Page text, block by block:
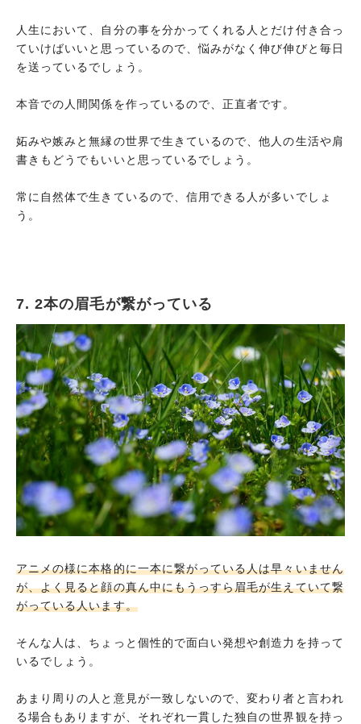
人生において、自分の事を分かってくれる人とだけ付き合っ
ていけばいいと思っているので、悩みがなく伸び伸びと毎日
を送っているでしょう。
本音での人間関係を作っているので、正直者です。
妬みや嫉みと無縁の世界で生きているので、他人の生活や肩
書きもどうでもいいと思っているでしょう。
常に自然体で生きているので、信用できる人が多いでしょ
う。
7. 2本の眉毛が繋がっている
アニメの様に本格的に一本に繋がっている人は早々いません
が、よく見ると顔の真ん中にもうっすら眉毛が生えていて繋
がっている人います。
そんな人は、ちょっと個性的で面白い発想や創造力を持って
いるでしょう。
あまり周りの人と意見が一致しないので、変わり者と言われ
る場合もありますが、それぞれ一貫した独自の世界観を持っ